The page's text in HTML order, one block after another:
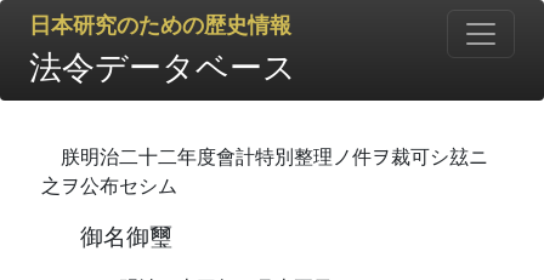
日本研究のための歴史情報
法令データベース
朕明治二十二年度會計特別整理ノ件ヲ裁可シ玆ニ
之ヲ公布セシム
御名御璽